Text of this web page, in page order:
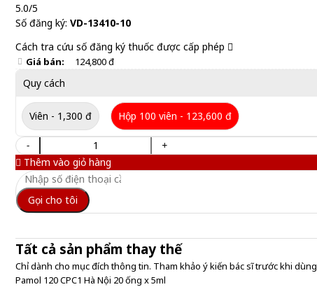
5.0/5
Số đăng ký: VD-13410-10
Cách tra cứu số đăng ký thuốc được cấp phép
Giá bán: 124,800 đ
Quy cách
Viên - 1,300 đ Hộp 100 viên - 123,600 đ
-
+
Thêm vào giỏ hàng
Gọi cho tôi
Tất cả sản phẩm thay thế
Chỉ dành cho mục đích thông tin. Tham khảo ý kiến bác sĩ trước khi
Pamol 120 CPC1 Hà Nội 20 ống x 5ml